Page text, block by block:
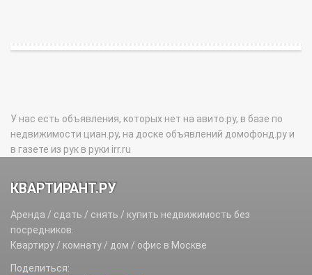
У нас есть объявления, которых нет на авито.ру, в базе по
недвижимости циан.ру, на доске объявлений домофонд.ру и
в газете из рук в руки irr.ru
КВАРТИРАНТ.РУ
Аренда / сдать / снять / купить недвижимость без
посредников.
Квартиру / комнату / дом / офис в Москве
Поделиться: